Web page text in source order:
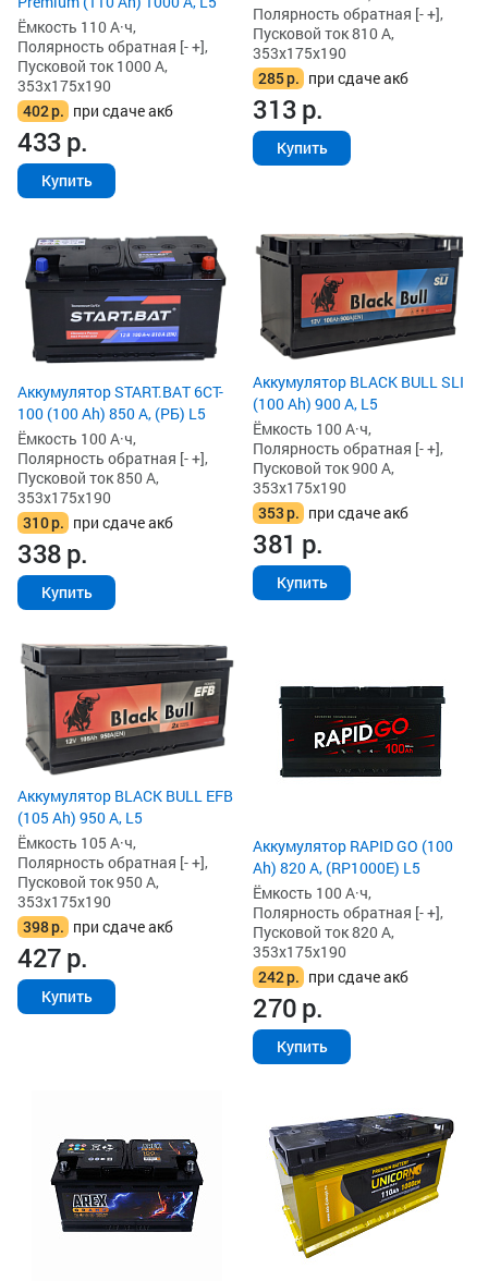
Ёмкость 110 А·ч,
Полярность обратная [- +],
Пусковой ток 1000 А,
353x175x190
402р. при сдаче акб
433р.
Купить
Полярность обратная [- +],
Пусковой ток 810 А,
353x175x190
285р. при сдаче акб
313р.
Купить
Аккумулятор START.BAT 6CT-
100 (100 Ah) 850 А, (РБ) L5
Ёмкость 100 А·ч,
Полярность обратная [- +],
Пусковой ток 850 А,
353x175x190
310р. при сдаче акб
338р.
Купить
Аккумулятор BLACK BULL SLI
(100 Ah) 900 А, L5
Ёмкость 100 А·ч,
Полярность обратная [- +],
Пусковой ток 900 А,
353x175x190
353р. при сдаче акб
381 р.
Купить
Аккумулятор BLACK BULL EFB
(105 Ah) 950 А, L5
Ёмкость 105 А·ч,
Полярность обратная [- +],
Пусковой ток 950 А,
353x175x190
398р. при сдаче акб
427р.
Купить
Аккумулятор RAPID GO (100
Ah) 820 А, (RP1000E) L5
Ёмкость 100 А·ч,
Полярность обратная [- +],
Пусковой ток 820 А,
353x175x190
242р. при сдаче акб
270р.
Купить